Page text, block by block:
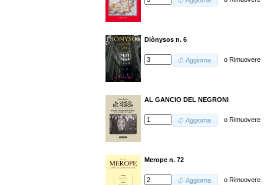
Diònysos n. 6
Aggiorna oRimuovere
AL GANCIO DEL NEGRONI
Aggiorna oRimuovere
Merope n. 72
Aggiorna oRimuovere